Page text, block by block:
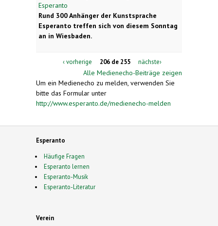
Esperanto
Rund 300 Anhänger der Kunstsprache
Esperanto treffen sich von diesem Sonntag
an in Wiesbaden.
‹ vorherige 206 de 255 nächste›
Alle Medienecho-Beiträge zeigen
Um ein Medienecho zu melden, verwenden Sie
bitte das Formular unter
http://www.esperanto.de/medienecho-melden
Esperanto
Häufige Fragen
Esperanto lernen
Esperanto-Musik
Esperanto-Literatur
Verein